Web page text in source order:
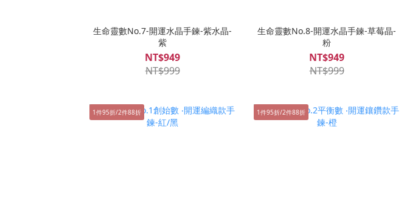
生命靈數No.7-開運水晶手鍊-紫水晶-
紫
NT$949
NT$999
生命靈數No.8-開運水晶手鍊-草莓晶-
粉
NT$949
NT$999
1件95折/2件88折 1件95折/2件88折